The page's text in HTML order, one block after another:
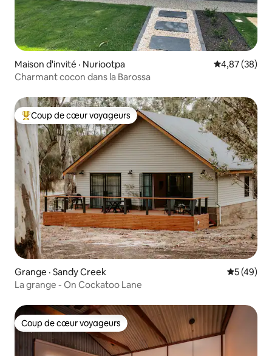
Maison d'invité · Nuriootpa Note
4,87 (38)
Charmant cocon dans la Barossa
Coup de cœur voyageurs parmi les plus aimés
Coup de cœur voyageurs
Grange · Sandy Creek Note
5 (49)
La grange - On Cockatoo Lane
Coup de cœur voyageurs
Coup de cœur voyageurs